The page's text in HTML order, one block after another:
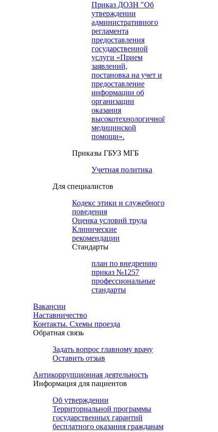
Приказ ДОЗН "Об
утверждении
административного
регламента
предоставления
государственной
услуги «Прием
заявлений,
постановка на учет и
предоставление
информации об
организации
оказания
высокотехнологичной
медицинской
помощи».
Приказы ГБУЗ МГБ
Учетная политика
Для специалистов
Кодекс этики и служебного
поведения
Оценка условий труда
Клинические
рекомендации
Cтандарты
план по внедрению
приказ №1257
профессиональные
стандарты
Вакансии
Наставничество
Контакты. Схемы проезда
Обратная связь
Задать вопрос главному врачу
Оставить отзыв
Антикоррупционная деятельность
Информация для пациентов
Об утверждении
Территориальной программы
государственных гарантий
бесплатного оказания гражданам